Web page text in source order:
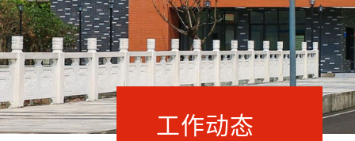
工作动态